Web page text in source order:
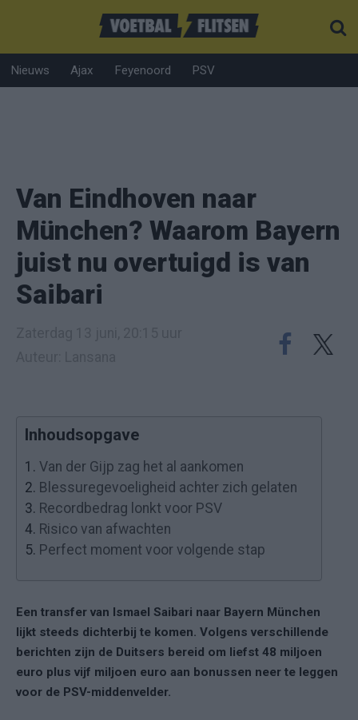
Nieuws Ajax Feyenoord PSV
Van Eindhoven naar
München? Waarom Bayern
juist nu overtuigd is van
Saibari
Inhoudsopgave
1. Van der Gijp zag het al aankomen
2. Blessuregevoeligheid achter zich gelaten
3. Recordbedrag lonkt voor PSV
4. Risico van afwachten
5. Perfect moment voor volgende stap
Een transfer van Ismael Saibari naar Bayern München
lijkt steeds dichterbij te komen. Volgens verschillende
berichten zijn de Duitsers bereid om liefst 48 miljoen
euro plus vijf miljoen euro aan bonussen neer te leggen
voor de PSV-middenvelder.